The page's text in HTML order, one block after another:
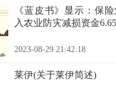
《蓝皮书》显示：保
入农业防灾减损资金
2023-08-29 21:42:18
莱伊(关于莱伊简述)